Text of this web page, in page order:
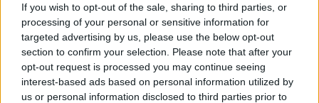
If you wish to opt-out of the sale, sharing to third parties, or
processing of your personal or sensitive information for
targeted advertising by us, please use the below opt-out
section to confirm your selection. Please note that after your
opt-out request is processed you may continue seeing
interest-based ads based on personal information utilized by
us or personal information disclosed to third parties prior to
nyakadon a harmadik világháború, de addig is egy újabb halálos
járvány közelít feléd. Ráadásul a reggeli kávézástól az okostelefon-
használaton át az alvási szokásaidig amúgy is rosszul csinálsz
mindent. Ha elégtelennek érzed szorongásaid mértékét, ez a cikk a
segítségedre lesz.
Anikay Antal
2026. augusztus 6.